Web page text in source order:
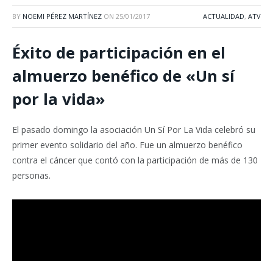
BY NOEMI PÉREZ MARTÍNEZ ON 25/01/2017 ACTUALIDAD, ATV
Éxito de participación en el
almuerzo benéfico de «Un sí
por la vida»
El pasado domingo la asociación Un Sí Por La Vida celebró su
primer evento solidario del año. Fue un almuerzo benéfico
contra el cáncer que contó con la participación de más de 130
personas.